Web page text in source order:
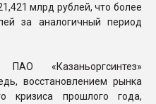
млрд рублей, что более
за аналогичный период
ПАО «Казаньоргсинтез»
восстановлением рынка
кризиса прошлого года,